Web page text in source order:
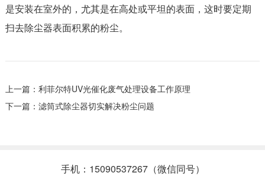
是安装在室外的，尤其是在高处或平坦的表面，这时要定期
扫去除尘器表面积累的粉尘。
上一篇： 利菲尔特UV光催化废气处理设备工作原理
下一篇： 滤筒式除尘器切实解决粉尘问题
手机：15090537267（微信同号）